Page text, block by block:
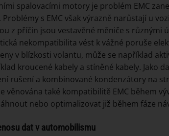
spalovacími motory je problém EMC
s EMC však výrazně narůstají u
z příčin jsou vestavěné měniče s různými
nekompatibilita vést k vážné poruše
v blízkosti volantu, může se například
kroucené kabely a stíněné kabely. Jako
rušení a kombinované kondenzátory na
věnována také kompatibilitě EMC během
nebo optimalizovat již během fáze
dat v automobilismu